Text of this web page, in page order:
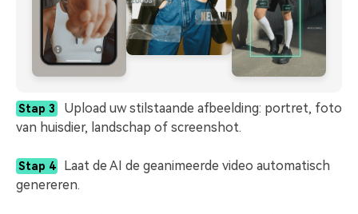
Stap 3
Upload uw stilstaande afbeelding: portret, foto
van huisdier, landschap of screenshot.
Stap 4
Laat de AI de geanimeerde video automatisch
genereren.